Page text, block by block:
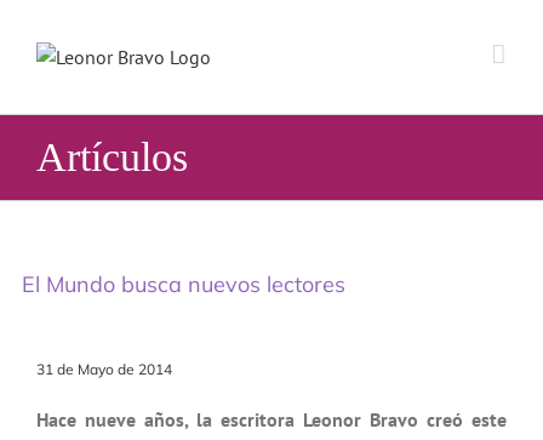
contenido
Artículos
El Mundo busca nuevos lectores
31 de Mayo de 2014
Hace nueve años, la escritora Leonor Bravo creó este